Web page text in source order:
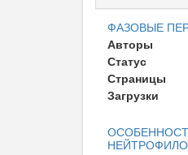
ФАЗОВЫЕ
Авторы
Статус
Страницы
Загрузки